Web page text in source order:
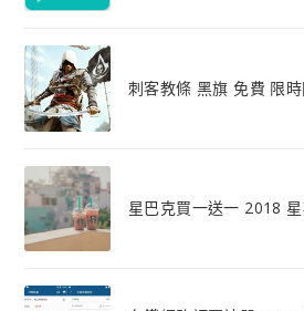
刺客教條 黑旗 免費 限
星巴克買一送一 2018